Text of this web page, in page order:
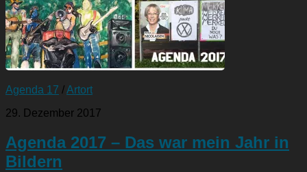
Agenda 17 /Artort
29. Dezember 2017
Agenda 2017 – Das war mein Jahr in
Bildern